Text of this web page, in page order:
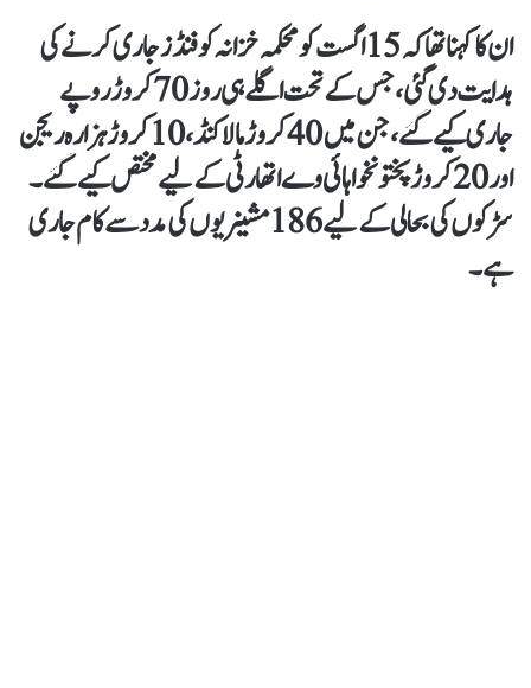
ان کا کہنا تھا کہ 15 اگست کو محکمہ خزانہ کو فنڈز جاری کرنے کی
ہدایت دی گئی، جس کے تحت اگلے ہی روز 70 کروڑ روپے
جاری کیے گئے، جن میں 40 کروڑ مالاکنڈ، 10 کروڑ ہزارہ ریجن
اور 20 کروڑ پختونخوا ہائی وے اتھارٹی کے لیے مختص کیے گئے۔
سڑکوں کی بحالی کے لیے 186 مشینریوں کی مدد سے کام جاری
ہے۔